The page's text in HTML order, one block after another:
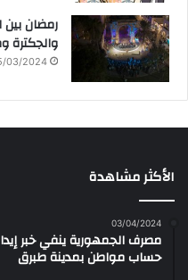
رمضان بين
والجكترة
03/2024
الأكثر مشاهدة
03/04/2024
مصرف الجمهورية ينفي خبر
حساب مواطن بمدينة طبرق